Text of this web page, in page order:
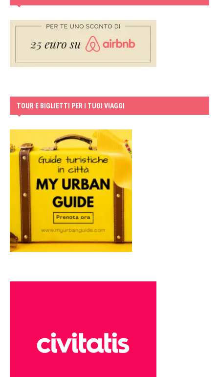
TOUR E BIGLIETTI PER I TUOI VIAGGI